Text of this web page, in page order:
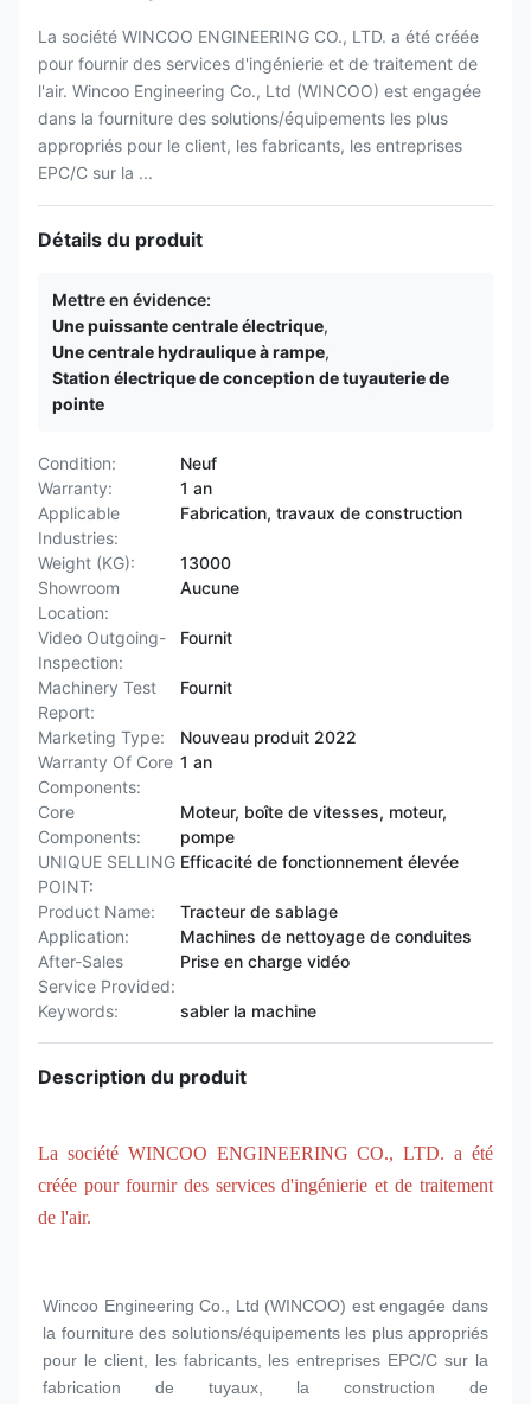
La société WINCOO ENGINEERING CO., LTD. a été créée
pour fournir des services d'ingénierie et de traitement de
l'air. Wincoo Engineering Co., Ltd (WINCOO) est engagée
dans la fourniture des solutions/équipements les plus
appropriés pour le client, les fabricants, les entreprises
EPC/C sur la ...
Détails du produit
Mettre en évidence:
Une puissante centrale électrique,
Une centrale hydraulique à rampe,
Station électrique de conception de tuyauterie de
pointe
Condition:
Neuf
Warranty:
1 an
Applicable
Industries:
Fabrication, travaux de construction
Weight (KG):
13000
Showroom
Location:
Aucune
Video Outgoing-
Inspection:
Fournit
Machinery Test
Report:
Fournit
Marketing Type:
Nouveau produit 2022
Warranty Of Core
Components:
1 an
Core
Components:
Moteur, boîte de vitesses, moteur,
pompe
UNIQUE SELLING
POINT:
Efficacité de fonctionnement élevée
Product Name:
Tracteur de sablage
Application:
Machines de nettoyage de conduites
After-Sales
Service Provided:
Prise en charge vidéo
Keywords: sabler la machine
Description du produit
La société WINCOO ENGINEERING CO., LTD. a été
créée pour fournir des services d'ingénierie et de traitement
de l'air.
Wincoo Engineering Co., Ltd (WINCOO) est engagée dans
la fourniture des solutions/équipements les plus appropriés
pour le client, les fabricants, les entreprises EPC/C sur la
fabrication de tuyaux, la construction de